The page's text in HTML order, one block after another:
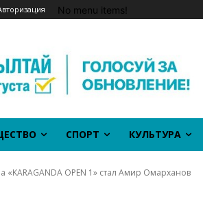
No menu items!
СПОРТ КУЛЬТУРА
OPEN 1» стал Амир Омарханов